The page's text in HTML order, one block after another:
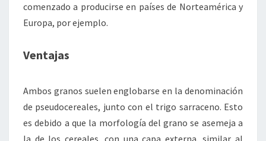
comenzado a producirse en países de Norteamérica y
Europa, por ejemplo.
Ventajas
Ambos granos suelen englobarse en la denominación
de pseudocereales, junto con el trigo sarraceno. Esto
es debido a que la morfología del grano se asemeja a